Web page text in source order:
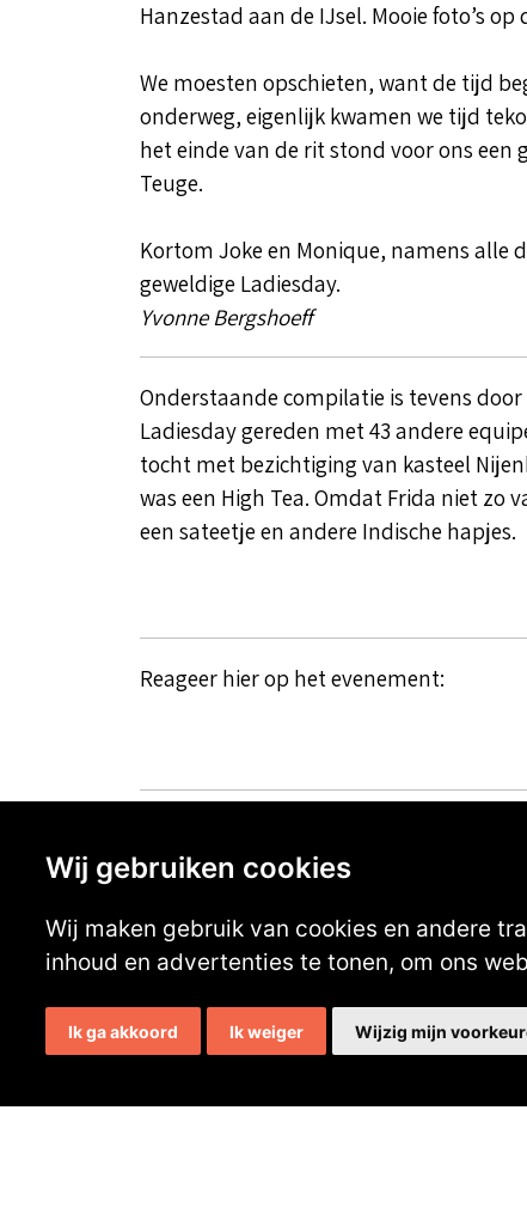
Hanzestad aan de IJsel. Mooie foto’s
We moesten opschieten, want de tijd
onderweg, eigenlijk kwamen we tijd
het einde van de rit stond voor ons een
Teuge.
Kortom Joke en Monique, namens alle
geweldige Ladiesday.
Yvonne Bergshoeff
Onderstaande compilatie is tevens
Ladiesday gereden met 43 andere
tocht met bezichtiging van kasteel
was een High Tea. Omdat Frida niet zo
een sateetje en andere Indische hapjes.
Reageer hier op het evenement:
Secretaris:Lou Hermens
Wij gebruiken cookies
Wij maken gebruik van cookies en andere
inhoud en advertenties te tonen, om ons
Ik ga akkoord Ik weiger Wijzig mijn